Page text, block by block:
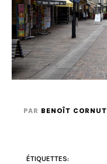
PAR BENOÎT CORNUT
ÉTIQUETTES: